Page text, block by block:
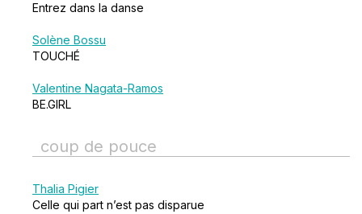
Entrez dans la danse
Solène Bossu
TOUCHÉ
Valentine Nagata-Ramos
BE.GIRL
coup de pouce
Thalia Pigier
Celle qui part n’est pas disparue